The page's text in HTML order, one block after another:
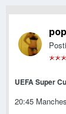
UEFA Super
20:45